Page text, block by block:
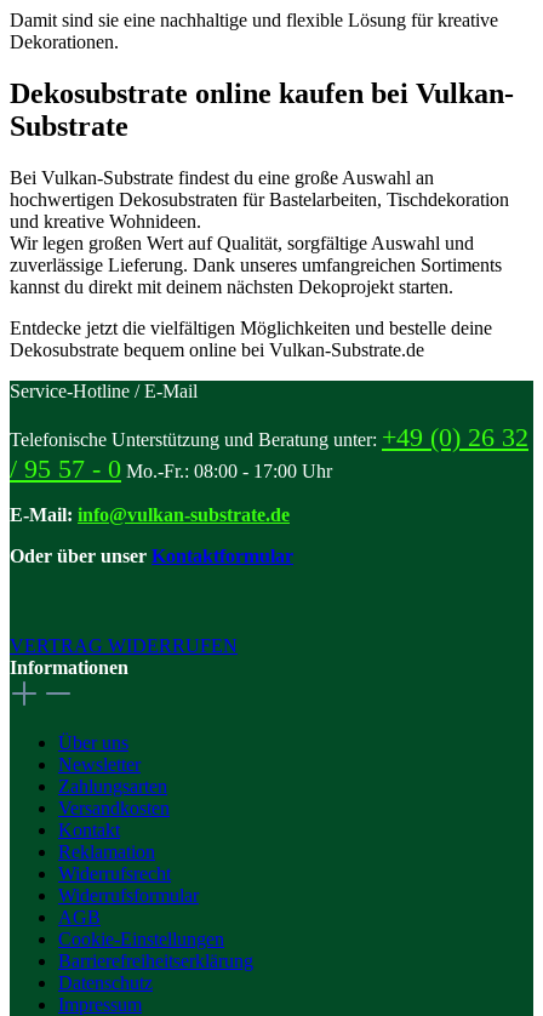
Damit sind sie eine nachhaltige und flexible Lösung für kreative
Dekorationen.
Dekosubstrate online kaufen bei Vulkan-
Substrate
Bei Vulkan-Substrate findest du eine große Auswahl an
hochwertigen Dekosubstraten für Bastelarbeiten, Tischdekoration
und kreative Wohnideen.
Wir legen großen Wert auf Qualität, sorgfältige Auswahl und
zuverlässige Lieferung. Dank unseres umfangreichen Sortiments
kannst du direkt mit deinem nächsten Dekoprojekt starten.
Entdecke jetzt die vielfältigen Möglichkeiten und bestelle deine
Dekosubstrate bequem online bei Vulkan-Substrate.de
Service-Hotline / E-Mail
Telefonische Unterstützung und Beratung unter: +49 (0) 26 32
/ 95 57 - 0 Mo.-Fr.: 08:00 - 17:00 Uhr
E-Mail: info@vulkan-substrate.de
Oder über unser Kontaktformular
VERTRAG WIDERRUFEN
Informationen
Über uns
Newsletter
Zahlungsarten
Versandkosten
Kontakt
Reklamation
Widerrufsrecht
Widerrufsformular
AGB
Cookie-Einstellungen
Barrierefreiheitserklärung
Datenschutz
Impressum